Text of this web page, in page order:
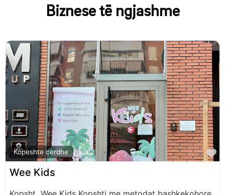
Kopeshte cerdhe
Wee Kids